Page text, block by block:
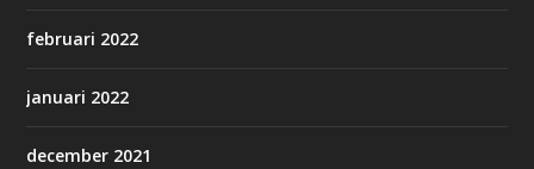
februari 2022
januari 2022
december 2021